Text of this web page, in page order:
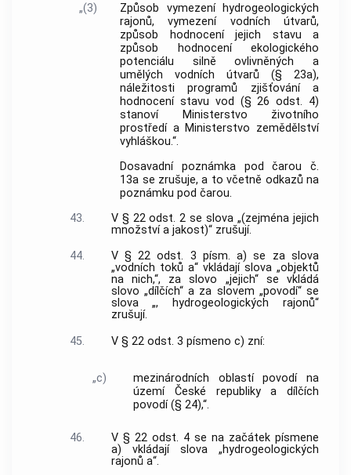
„(3)
Způsob vymezení hydrogeologických
rajonů, vymezení vodních útvarů,
způsob hodnocení jejich stavu a
způsob hodnocení ekologického
potenciálu silně ovlivněných a
umělých vodních útvarů (§ 23a),
náležitosti programů zjišťování a
hodnocení stavu vod (§ 26 odst. 4)
stanoví Ministerstvo životního
prostředí a Ministerstvo zemědělství
vyhláškou.“.
Dosavadní poznámka pod čarou č.
13a se zrušuje, a to včetně odkazů na
poznámku pod čarou.
43.
V § 22 odst. 2 se slova „(zejména jejich
množství a jakost)“ zrušují.
44.
V § 22 odst. 3 písm. a) se za slova
„vodních toků a“ vkládají slova „objektů
na nich,“, za slovo „jejich“ se vkládá
slovo „dílčích“ a za slovem „povodí“ se
slova „, hydrogeologických rajonů“
zrušují.
45.
V § 22 odst. 3 písmeno c) zní:
„c)
mezinárodních oblastí povodí na
území České republiky a dílčích
povodí (§ 24),“.
46.
V § 22 odst. 4 se na začátek písmene
a) vkládají slova „hydrogeologických
rajonů a“.